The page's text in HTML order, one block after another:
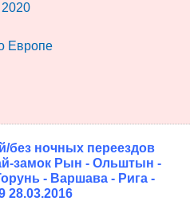
Европе
без ночных переездов
замок Рын - Ольштын -
- Варшава - Рига -
28.03.2016